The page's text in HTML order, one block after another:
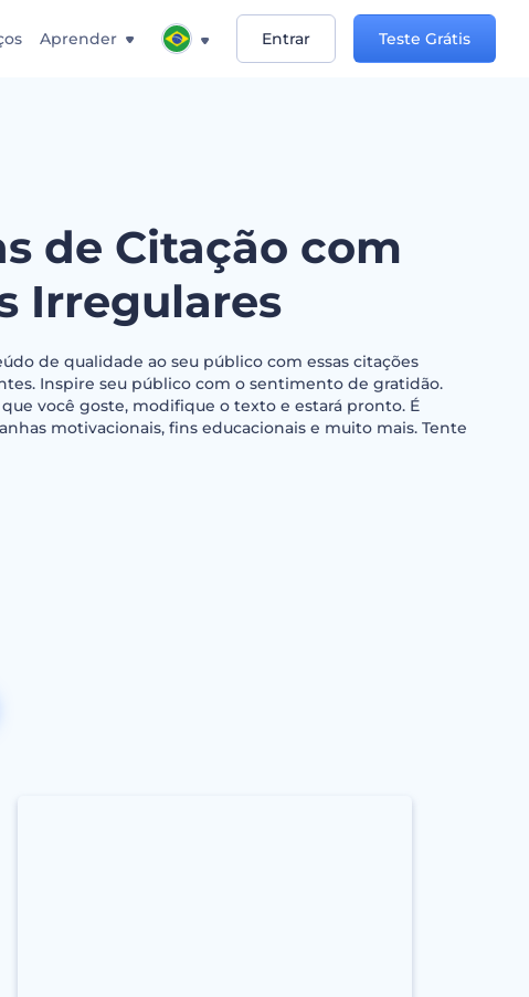
Aprender Entrar Teste Grátis
de Citação com
Irregulares
de qualidade ao seu público com essas citações
Inspire seu público com o sentimento de gratidão.
você goste, modifique o texto e estará pronto. É
motivacionais, fins educacionais e muito mais. Tente